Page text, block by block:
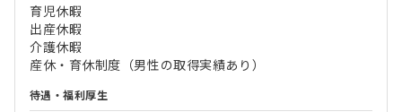
育児休暇
出産休暇
介護休暇
産休・育休制度（男性の取得実績あり）
待遇・福利厚生